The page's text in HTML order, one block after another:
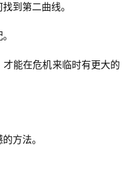
到第二曲线。
能在危机来临时有更大的
方法。